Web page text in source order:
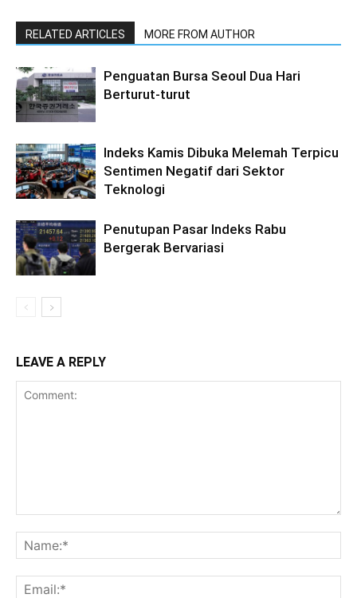
RELATED ARTICLES MORE FROM AUTHOR
Penguatan Bursa Seoul Dua Hari
Berturut-turut
Indeks Kamis Dibuka Melemah Terpicu
Sentimen Negatif dari Sektor
Teknologi
Penutupan Pasar Indeks Rabu
Bergerak Bervariasi
LEAVE A REPLY